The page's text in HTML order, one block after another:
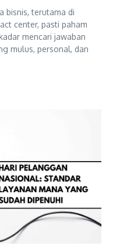
bisnis, terutama di
center, pasti paham
mencari jawaban
mulus, personal, dan